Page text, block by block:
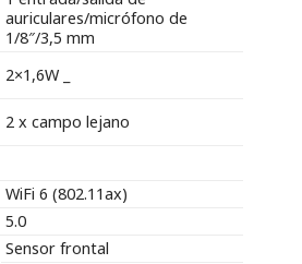
auriculares/micrófono de
1/8″/3,5 mm
2×1,6W _
2 x campo lejano
WiFi 6 (802.11ax)
5.0
Sensor frontal